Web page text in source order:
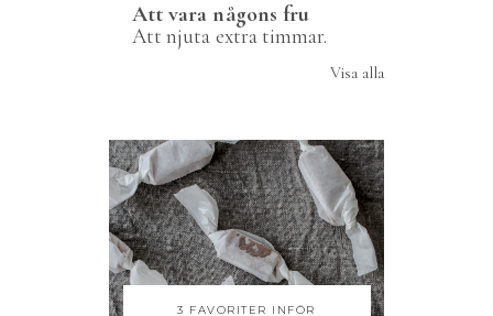
Att vara någons fru
Att njuta extra timmar.
Visa alla
3 FAVORITER INFÖR